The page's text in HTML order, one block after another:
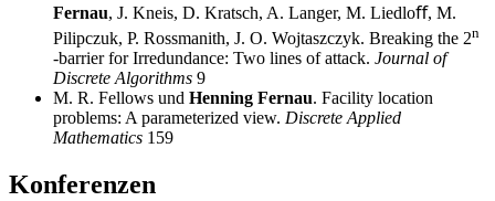
Fernau, J. Kneis, D. Kratsch, A. Langer, M. Liedloﬀ, M.
Pilipczuk, P. Rossmanith, J. O. Wojtaszczyk. Breaking the 2n
-barrier for Irredundance: Two lines of attack. Journal of
Discrete Algorithms 9
M. R. Fellows und Henning Fernau. Facility location
problems: A parameterized view. Discrete Applied
Mathematics 159
Konferenzen